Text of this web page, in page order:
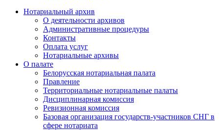
Нотариальный архив
О деятельности архивов
Административные процедуры
Контакты
Оплата услуг
Нотариальные архивы
О палате
Белорусская нотариальная палата
Правление
Территориальные нотариальные палаты
Дисциплинарная комиссия
Ревизионная комиссия
Базовая организация государств-участников СНГ в
сфере нотариата